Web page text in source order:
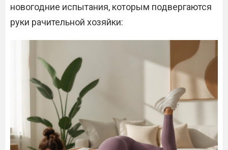
новогодние испытания, которым подвергаются
руки рачительной хозяйки: